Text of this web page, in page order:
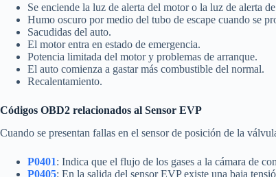
Se enciende la luz de alerta del motor o la luz de alerta de
Humo oscuro por medio del tubo de escape cuando se
Sacudidas del auto.
El motor entra en estado de emergencia.
Potencia limitada del motor y problemas de arranque.
El auto comienza a gastar más combustible del normal.
Recalentamiento.
Códigos OBD2 relacionados al Sensor EVP
Cuando se presentan fallas en el sensor de posición de la
P0401: Indica que el flujo de los gases a la cámara de
P0405: En la salida del sensor EVP existe una baja